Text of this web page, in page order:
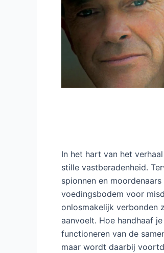
In het hart van het
stille vastberadenheid.
spionnen en
voedingsbodem voor
onlosmakelijk verbonden
aanvoelt. Hoe handhaaf
functioneren van de
maar wordt daarbij